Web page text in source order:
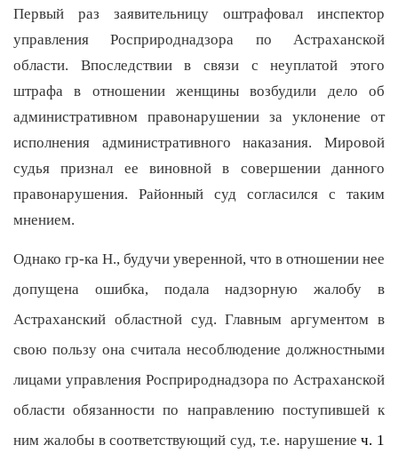
Первый раз заявительницу оштрафовал инспектор
управления Росприроднадзора по Астраханской
области. Впоследствии в связи с неуплатой этого
штрафа в отношении женщины возбудили дело об
административном правонарушении за уклонение от
исполнения административного наказания. Мировой
судья признал ее виновной в совершении данного
правонарушения. Районный суд согласился с таким
мнением.
Однако гр-ка Н., будучи уверенной, что в отношении нее
допущена ошибка, подала надзорную жалобу в
Астраханский областной суд. Главным аргументом в
свою пользу она считала несоблюдение должностными
лицами управления Росприроднадзора по Астраханской
области обязанности по направлению поступившей к
ним жалобы в соответствующий суд, т.е. нарушениеч. 1